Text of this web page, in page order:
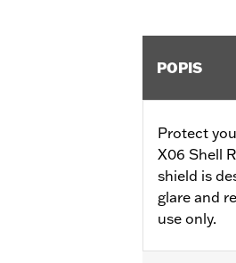
POPIS
Protect
X06 Shell
shield is
glare and
use only.